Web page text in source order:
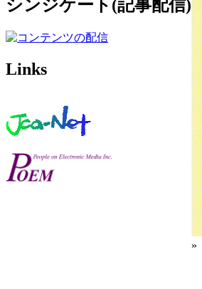
シンジケート(記事配信)
Links
»